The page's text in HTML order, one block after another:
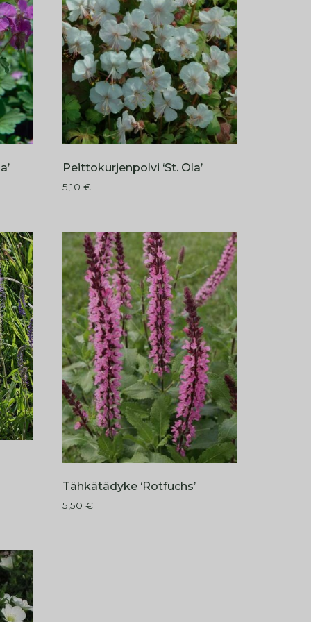
Peittokurjenpolvi ‘St. Ola’
5,10€
Tähkätädyke ‘Rotfuchs’
5,50€